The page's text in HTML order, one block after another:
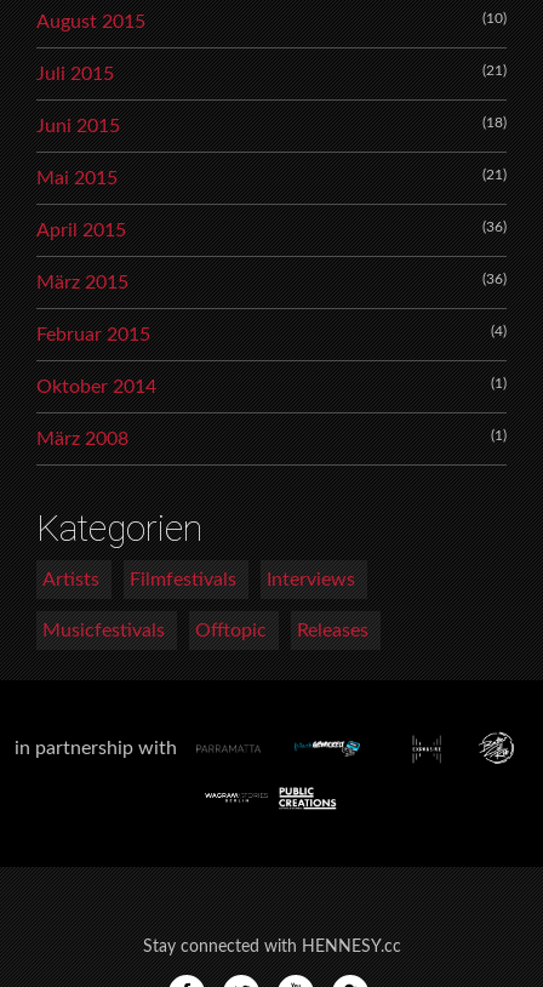
August 2015 (10)
Juli 2015 (21)
Juni 2015 (18)
Mai 2015 (21)
April 2015 (36)
März 2015 (36)
Februar 2015 (4)
Oktober 2014 (1)
März 2008 (1)
Kategorien
Artists Filmfestivals Interviews
Musicfestivals Offtopic Releases
in partnership with
Stay connected with HENNESY.cc